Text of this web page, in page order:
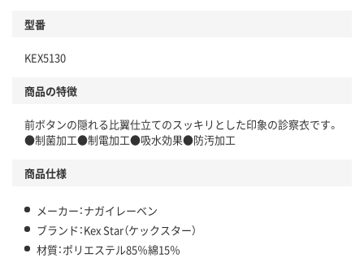
型番
KEX5130
商品の特徴
前ボタンの隠れる比翼仕立てのスッキリとした印象の診察衣です。
●制菌加工●制電加工●吸水効果●防汚加工
商品仕様
メーカー：ナガイレーベン
ブランド：Kex Star（ケックスター）
材質：ポリエステル85％綿15％